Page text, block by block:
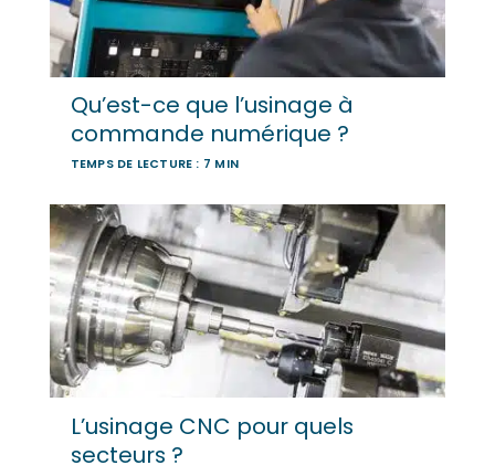
Qu’est-ce que l’usinage à
commande numérique ?
TEMPS DE LECTURE : 7 MIN
L’usinage CNC pour quels
secteurs ?